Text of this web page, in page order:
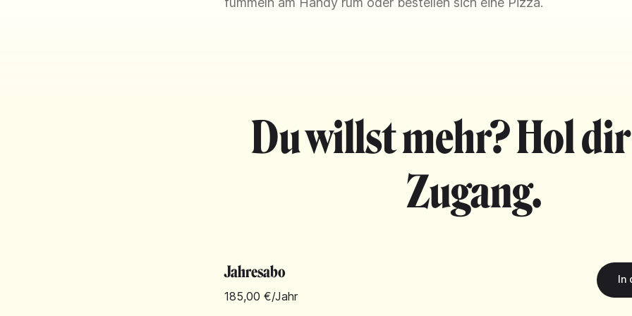
Du willst mehr? Hol
Zugang.
Jahresabo
185,00 €/Jahr